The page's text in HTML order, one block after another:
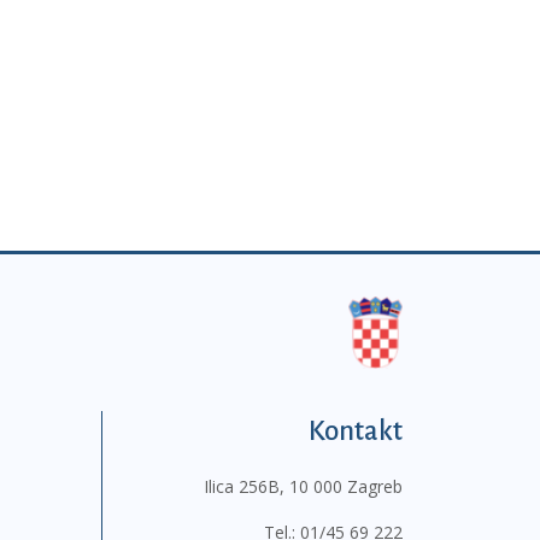
Kontakt
Ilica 256B, 10 000 Zagreb
Tel.: 01/45 69 222